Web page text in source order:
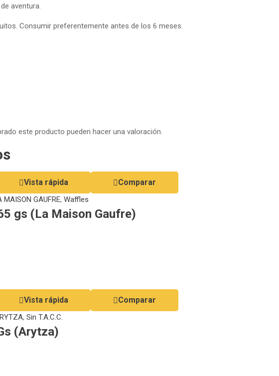
aventura.
Consumir preferentemente antes de los 6 meses.
este producto pueden hacer una valoración.
Vista rápida Comparar
MAISON GAUFRE, Waffles
gs (La Maison Gaufre)
Vista rápida Comparar
, Sin T.A.C.C.
(Arytza)